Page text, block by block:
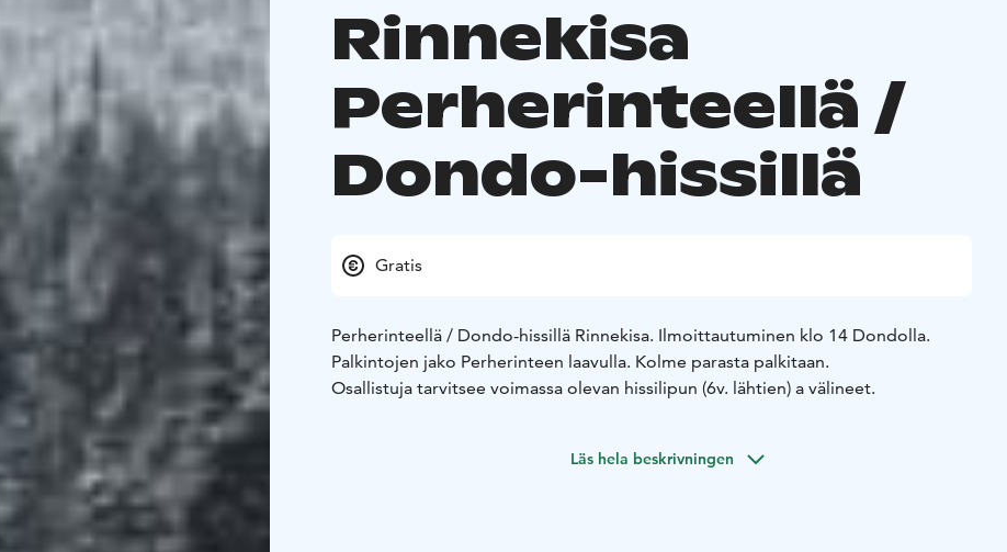
Rinnekisa
Perherinteellä /
Dondo-hissillä
Gratis
Perherinteellä / Dondo-hissillä Rinnekisa. Ilmoittautuminen klo 14 Dondolla.
Palkintojen jako Perherinteen laavulla. Kolme parasta palkitaan.
Osallistuja tarvitsee voimassa olevan hissilipun (6v. lähtien) a välineet.
Läs hela beskrivningen